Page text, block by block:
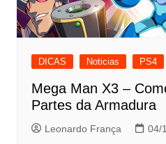
DICAS Noticias PS4
Mega Man X3 –
Partes da Armadura
Leonardo França 04/